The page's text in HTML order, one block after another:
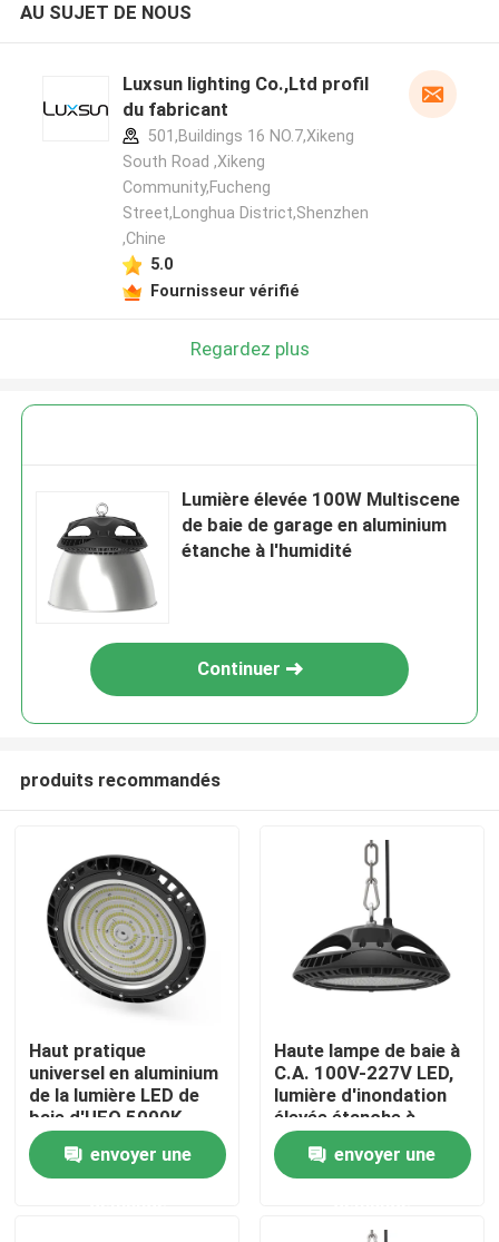
Produits
vidéos
AU SUJET DE NOUS
Luxsun lighting Co.,Ltd profil
du fabricant
501,Buildings 16 NO.7,Xikeng
South Road ,Xikeng
Community,Fucheng
Street,Longhua District,Shenzhen
,Chine
5.0
Fournisseur vérifié
Regardez plus
Lumière élevée 100W Multiscene
de baie de garage en aluminium
étanche à l'humidité
Continuer
produits recommandés
Haut pratique
universel en aluminium
de la lumière LED de
baie d'UFO 5000K
envoyer une
Haute lampe de baie à
C.A. 100V-227V LED,
lumière d'inondation
élevée étanche à
l'humidité de baie
envoyer une